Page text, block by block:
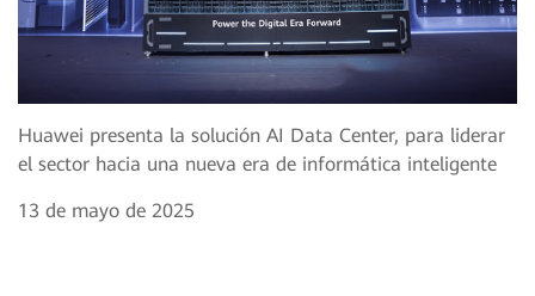
Huawei presenta la solución AI Data Center, para liderar
el sector hacia una nueva era de informática inteligente
13 de mayo de 2025